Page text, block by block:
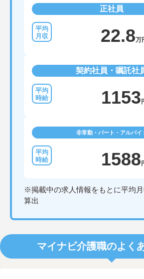
正社員
22.8万
契約社員・嘱託社
1153
非常勤・パート・アルバイ
1588
※掲載中の求人情報をもとに平均
算出
マイナビ介護職のよく